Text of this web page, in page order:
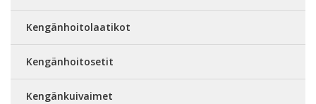
Kengänhoitolaatikot
Kengänhoitosetit
Kengänkuivaimet